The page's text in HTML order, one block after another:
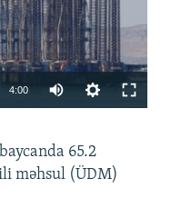
480p
available
4:00
360p
480p
65.2
məhsul (ÜDM)